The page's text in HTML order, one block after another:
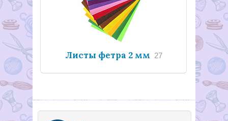
Листы фетра 2 мм 27